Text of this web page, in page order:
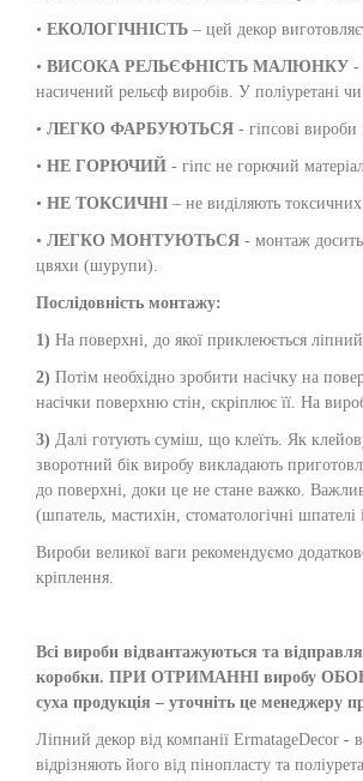
• ЕКОЛОГІЧНІСТЬ – цей декор
• ВИСОКА РЕЛЬЄФНІСТЬ МАЛЮНКУ -
насичений рельєф виробів. У поліуретані
• ЛЕГКО ФАРБУЮТЬСЯ - гіпсові
• НЕ ГОРЮЧИЙ - гіпс не горючий
• НЕ ТОКСИЧНІ – не виділяють
• ЛЕГКО МОНТУЮТЬСЯ - монтаж досить
цвяхи (шурупи).
Послідовність монтажу:
1) На поверхні, до якої приклеюється
2) Потім необхідно зробити насічку на
насічки поверхню стін, скріплює її. На
3) Далі готують суміш, що клеїть. Як
зворотний бік виробу викладають
до поверхні, доки це не стане важко.
(шпатель, мастихін, стоматологічні
Вироби великої ваги рекомендуємо
кріплення.
Всі вироби відвантажуються та
коробки. ПРИ ОТРИМАННІ виробу
суха продукція – уточніть це менеджеру
Ліпний декор від компанії ErmatageDecor -
відрізняють його від пінопласту та